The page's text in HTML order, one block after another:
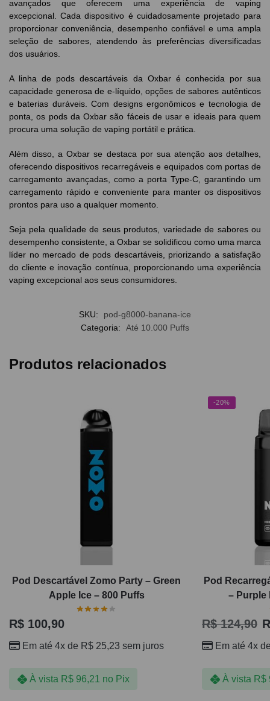
avançados que oferecem uma experiência de vaping
excepcional. Cada dispositivo é cuidadosamente projetado para
proporcionar conveniência, desempenho confiável e uma ampla
seleção de sabores, atendendo às preferências diversificadas
dos usuários.
A linha de pods descartáveis da Oxbar é conhecida por sua
capacidade generosa de e-líquido, opções de sabores autênticos
e baterias duráveis. Com designs ergonômicos e tecnologia de
ponta, os pods da Oxbar são fáceis de usar e ideais para quem
procura uma solução de vaping portátil e prática.
Além disso, a Oxbar se destaca por sua atenção aos detalhes,
oferecendo dispositivos recarregáveis e equipados com portas de
carregamento avançadas, como a porta Type-C, garantindo um
carregamento rápido e conveniente para manter os dispositivos
prontos para uso a qualquer momento.
Seja pela qualidade de seus produtos, variedade de sabores ou
desempenho consistente, a Oxbar se solidificou como uma marca
líder no mercado de pods descartáveis, priorizando a satisfação
do cliente e inovação contínua, proporcionando uma experiência
vaping excepcional aos seus consumidores.
SKU:
pod-g8000-banana-ice
Categoria:
Até 10.000 Puffs
Produtos relacionados
Pod Descartável Zomo Party – Green
Apple Ice – 800 Puffs
R$ 100,90
Em até 4x de R$ 25,23 sem juros
À vista R$96,21 no Pix
-20%
Pod
– Purple
R$124,90
Em até 4x
À vista R$